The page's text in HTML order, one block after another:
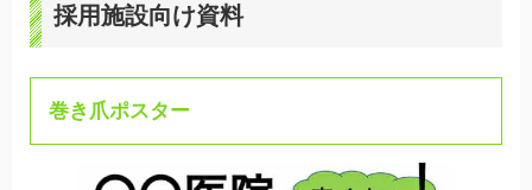
採用施設向け資料
巻き爪ポスター